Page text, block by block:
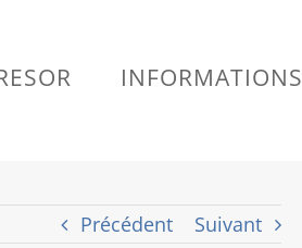
INFORMATIONS
Précédent Suivant